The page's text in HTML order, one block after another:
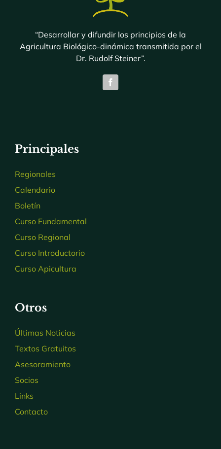
“Desarrollar y difundir los principios de la
Agricultura Biológico-dinámica transmitida por el
Dr. Rudolf Steiner”.
Principales
Regionales
Calendario
Boletín
Curso Fundamental
Curso Regional
Curso Introductorio
Curso Apicultura
Otros
Últimas Noticias
Textos Gratuitos
Asesoramiento
Socios
Links
Contacto